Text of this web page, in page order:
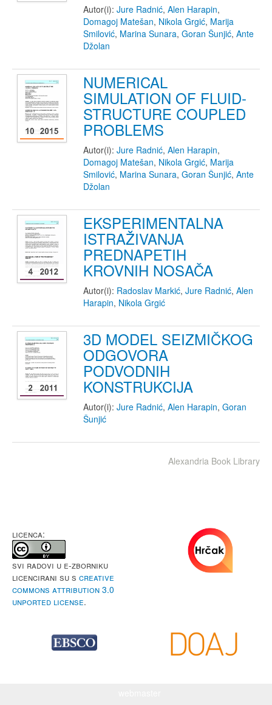
Autor(i): Jure Radnić, Alen Harapin,
Domagoj Matešan, Nikola Grgić, Marija
Smilović, Marina Sunara, Goran Šunjić, Ante
Džolan
NUMERICAL
SIMULATION OF FLUID-
STRUCTURE COUPLED
PROBLEMS
Autor(i): Jure Radnić, Alen Harapin,
Domagoj Matešan, Nikola Grgić, Marija
Smilović, Marina Sunara, Goran Šunjić, Ante
Džolan
EKSPERIMENTALNA
ISTRAŽIVANJA
PREDNAPETIH
KROVNIH NOSAČA
Autor(i): Radoslav Markić, Jure Radnić, Alen
Harapin, Nikola Grgić
3D MODEL SEIZMIČKOG
ODGOVORA
PODVODNIH
KONSTRUKCIJA
Autor(i): Jure Radnić, Alen Harapin, Goran
Šunjić
Alexandria Book Library
LICENCA:
Svi radovi u e-Zborniku
licencirani su s Creative
Commons Attribution 3.0
Unported License.